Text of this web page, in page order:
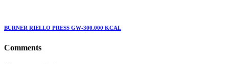
BURNER RIELLO PRESS GW-300.000 KCAL
Comments